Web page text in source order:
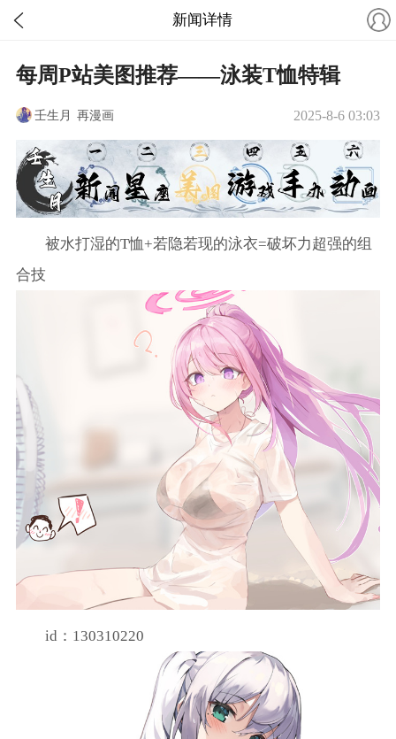
新闻详情
每周P站美图推荐——泳装T恤特辑
壬生月 再漫画 2025-8-6 03:03
被水打湿的T恤+若隐若现的泳衣=破坏力超强的组
合技
id：130310220